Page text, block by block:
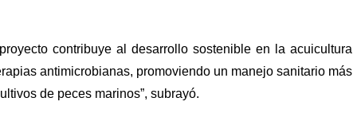
contribuye al desarrollo sostenible en la acuicultura
antimicrobianas, promoviendo un manejo sanitario más
de peces marinos”, subrayó.